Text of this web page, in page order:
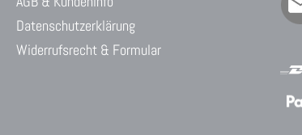
Datenschutzerklärung
Widerrufsrecht & Formular